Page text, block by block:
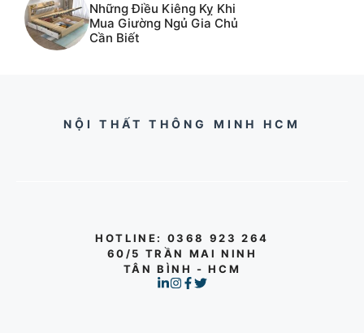
Những Điều Kiêng Kỵ Khi
Mua Giường Ngủ Gia Chủ
Cần Biết
NỘI THẤT THÔNG MINH HCM
HOTLINE: 0368 923 264
60/5 TRẦN MAI NINH
TÂN BÌNH - HCM